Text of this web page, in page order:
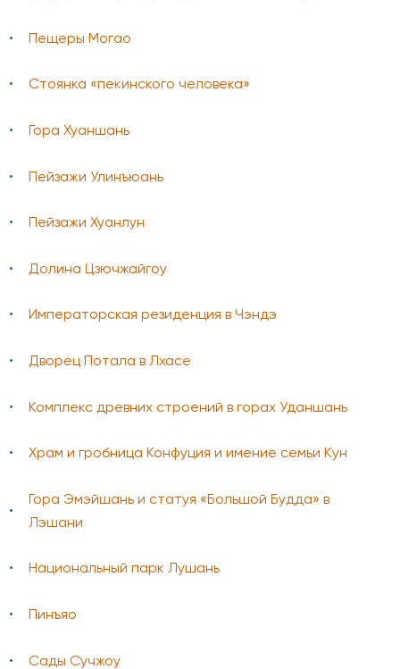
Пещеры Могао
Стоянка «пекинского человека»
Гора Хуаншань
Пейзажи Улинъюань
Пейзажи Хуанлун
Долина Цзючжайгоу
Императорская резиденция в Чэндэ
Дворец Потала в Лхасе
Комплекс древних строений в горах Уданшань
Храм и гробница Конфуция и имение семьи Кун
Гора Эмэйшань и статуя «Большой Будда» в
Лэшани
Национальный парк Лушань
Пинъяо
Cады Сучжоу